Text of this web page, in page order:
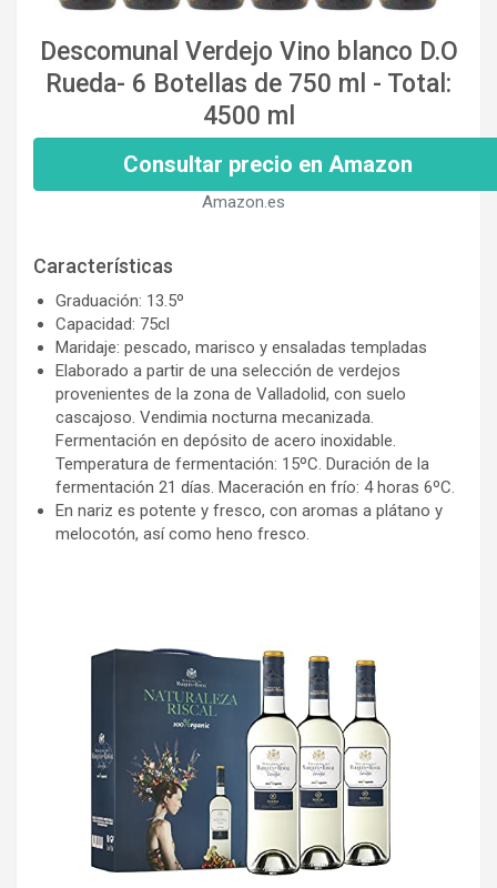
Descomunal Verdejo Vino blanco D.O
Rueda- 6 Botellas de 750 ml - Total:
4500 ml
Consultar precio en Amazon
Amazon.es
Características
Graduación: 13.5º
Capacidad: 75cl
Maridaje: pescado, marisco y ensaladas templadas
Elaborado a partir de una selección de verdejos
provenientes de la zona de Valladolid, con suelo
cascajoso. Vendimia nocturna mecanizada.
Fermentación en depósito de acero inoxidable.
Temperatura de fermentación: 15ºC. Duración de la
fermentación 21 días. Maceración en frío: 4 horas 6ºC.
En nariz es potente y fresco, con aromas a plátano y
melocotón, así como heno fresco.